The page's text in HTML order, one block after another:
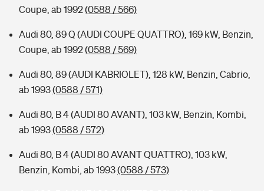
Coupe, ab 1992(0588 / 566)
Audi 80, 89 Q (AUDI COUPE QUATTRO), 169 kW, Benzin,
Coupe, ab 1992(0588 / 569)
Audi 80, 89 (AUDI KABRIOLET), 128 kW, Benzin, Cabrio,
ab 1993(0588 / 571)
Audi 80, B 4 (AUDI 80 AVANT), 103 kW, Benzin, Kombi,
ab 1993(0588 / 572)
Audi 80, B 4 (AUDI 80 AVANT QUATTRO), 103 kW,
Benzin, Kombi, ab 1993(0588 / 573)